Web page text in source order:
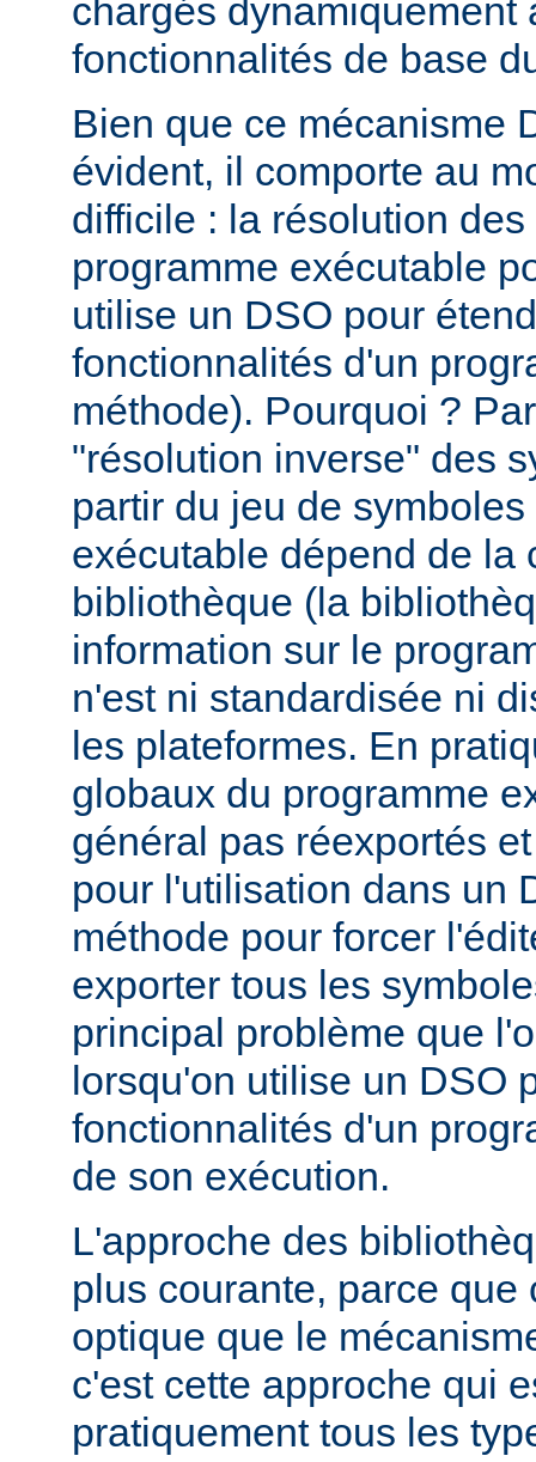
chargés dynamiquement
fonctionnalités de base
Bien que ce mécanisme
évident, il comporte au
difficile : la résolution
programme exécutable
utilise un DSO pour
fonctionnalités d'un
méthode). Pourquoi ?
"résolution inverse" des
partir du jeu de
exécutable dépend de la
bibliothèque (la
information sur le
n'est ni standardisée ni
les plateformes. En
globaux du programme
général pas réexportés
pour l'utilisation dans un
méthode pour forcer
exporter tous les
principal problème que
lorsqu'on utilise un DSO
fonctionnalités d'un
de son exécution.
L'approche des
plus courante, parce que
optique que le
c'est cette approche qui
pratiquement tous les